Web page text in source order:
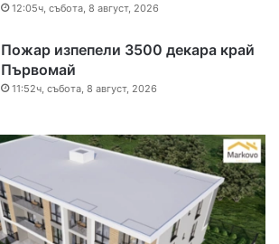
12:05ч, събота, 8 август, 2026
Пожар изпепели 3500 декара край
Първомай
11:52ч, събота, 8 август, 2026